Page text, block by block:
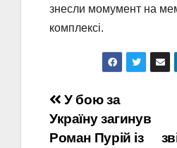
знесли момумент на
комплексі.
Навігація
записів
У бою за
Україну загинув
Роман Пурій із